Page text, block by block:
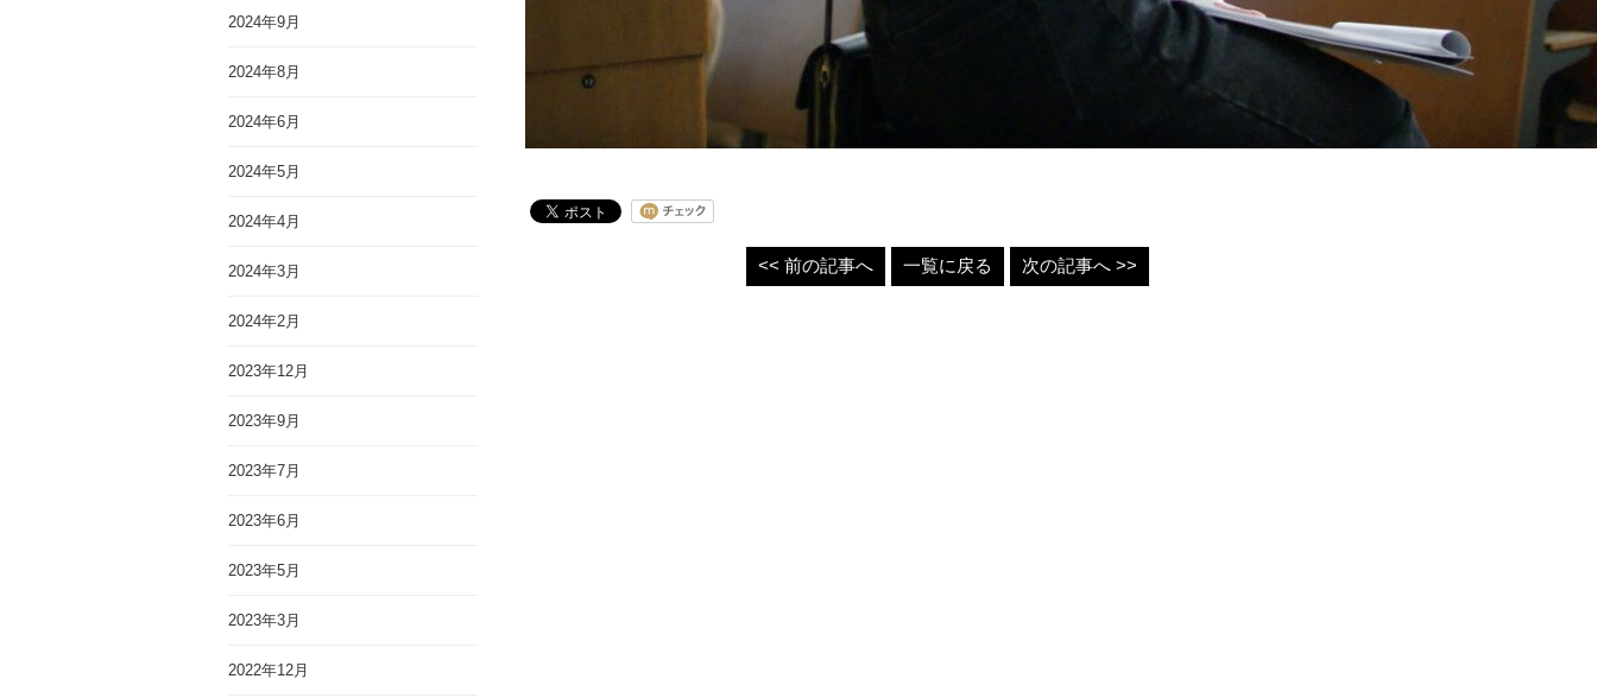
2024年9月
2024年8月
2024年6月
2024年5月
2024年4月
2024年3月
2024年2月
2023年12月
2023年9月
2023年7月
2023年6月
2023年5月
2023年3月
2022年12月
<< 前の記事へ 一覧に戻る 次の記事へ >>